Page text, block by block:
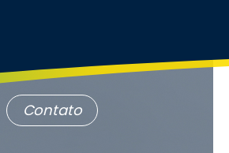
Contato